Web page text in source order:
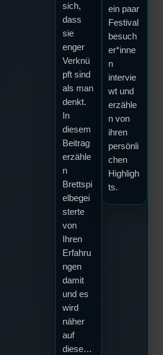
sich,
dass
sie
enger
Verknü
pft sind
als man
denkt.
In
diesem
Beitrag
erzähle
n
Brettspi
elbegei
sterte
von
Ihren
Erfahru
ngen
damit
und es
wird
näher
auf
diese…
ein paar
Festival
besuch
er*inne
n
intervie
wt und
erzähle
n von
ihren
persönli
chen
Highligh
ts.